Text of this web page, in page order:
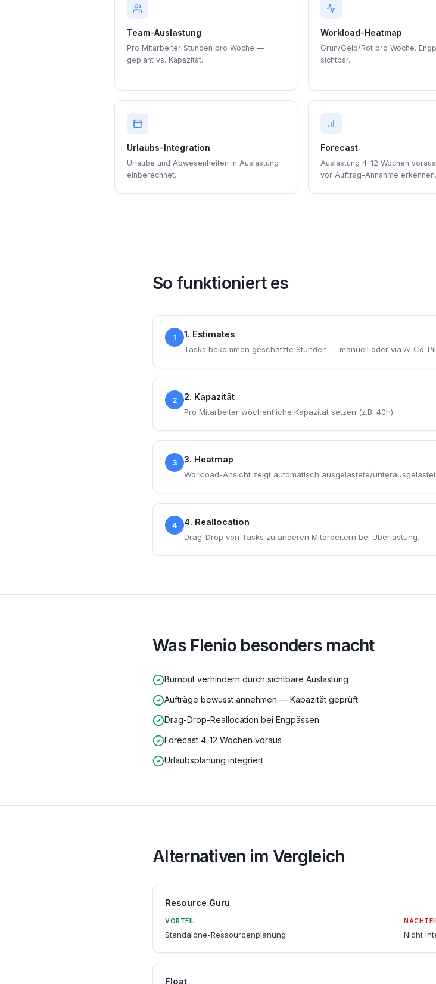
Team-Auslastung
Pro Mitarbeiter Stunden pro Woche —
geplant vs. Kapazität.
Workload-Heatmap
Grün/Gelb/Rot pro Woche.
sichtbar.
Urlaubs-Integration
Urlaube und Abwesenheiten in Auslastung
einberechnet.
Forecast
Auslastung 4-12 Wochen
vor Auftrag-Annahme erkennen.
So funktioniert es
1 1. Estimates
Tasks bekommen geschätzte Stunden — manuell oder via AI Co-
2 2. Kapazität
Pro Mitarbeiter wöchentliche Kapazität setzen (z.B. 40h).
3 3. Heatmap
Workload-Ansicht zeigt automatisch ausgelastete/
4 4. Reallocation
Drag-Drop von Tasks zu anderen Mitarbeitern bei Überlastung.
Was Flenio besonders macht
Burnout verhindern durch sichtbare Auslastung
Aufträge bewusst annehmen — Kapazität geprüft
Drag-Drop-Reallocation bei Engpässen
Forecast 4-12 Wochen voraus
Urlaubsplanung integriert
Alternativen im Vergleich
Resource Guru
VORTEIL
Standalone-Ressourcenplanung Nicht
Float